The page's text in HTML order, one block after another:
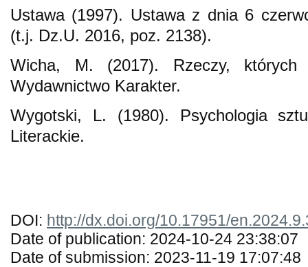
Ustawa (1997). Ustawa z dnia 6
(t.j. Dz.U. 2016, poz. 2138).
Wicha, M. (2017). Rzeczy, których
Wydawnictwo Karakter.
Wygotski, L. (1980). Psychologia
Literackie.
DOI: http://dx.doi.org/10.17951/
Date of publication: 2024-10-24 23:38:07
Date of submission: 2023-11-19 17:07:48